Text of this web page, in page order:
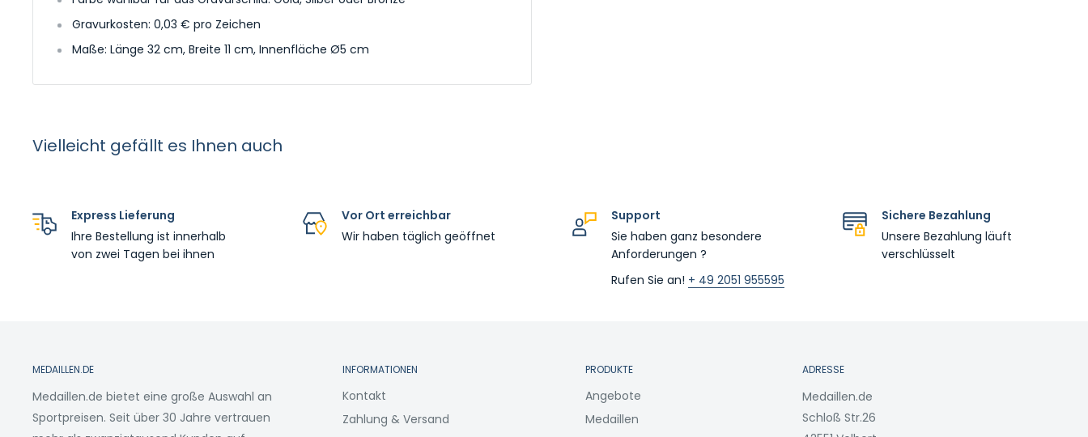
Gravurkosten: 0,03 € pro Zeichen
Maße: Länge 32 cm, Breite 11 cm, Innenfläche Ø5 cm
Vielleicht gefällt es Ihnen auch
Express Lieferung
Ihre Bestellung ist innerhalb
von zwei Tagen bei ihnen
Vor Ort erreichbar
Wir haben täglich geöffnet
Support
Sie haben ganz besondere
Anforderungen ?
Rufen Sie an! + 49 2051 955595
Sichere Bezahlung
Unsere Bezahlung läuft
verschlüsselt
MEDAILLEN.DE
Medaillen.de bietet eine große Auswahl an
Sportpreisen. Seit über 30 Jahre vertrauen
INFORMATIONEN
Kontakt
Zahlung & Versand
PRODUKTE
Angebote
Medaillen
ADRESSE
Medaillen.de
Schloß Str.26